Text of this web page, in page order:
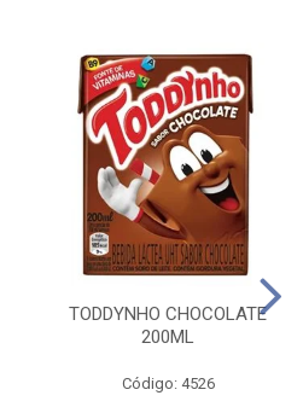
TODDYNHO CHOCOLATE
200ML
Código: 4526